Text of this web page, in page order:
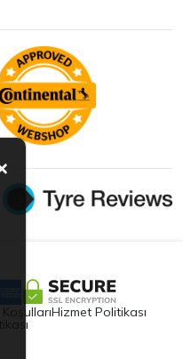
KoşullarıHizmet Politikası